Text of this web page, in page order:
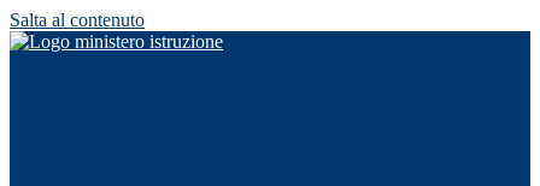
Salta al contenuto